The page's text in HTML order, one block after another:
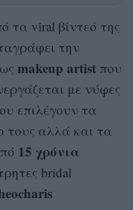
τα viral βίντεό της
την
makeup artistπου
με νύφες
επιλέγουν τα
τους αλλά και τα
15 χρόνια
bridal